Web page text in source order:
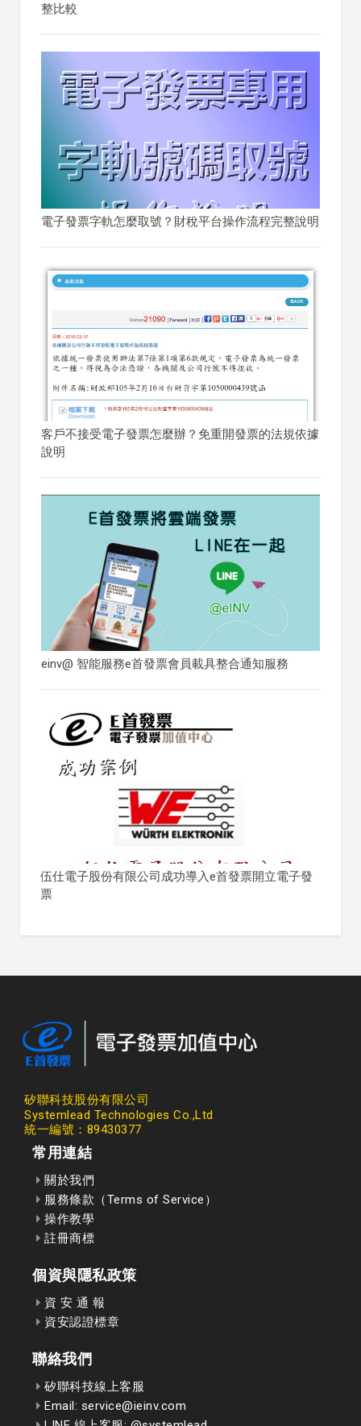
整比較
電子發票字軌怎麼取號？財稅平台操作流程完整說明
客戶不接受電子發票怎麼辦？免重開發票的法規依據
說明
einv@ 智能服務e首發票會員載具整合通知服務
伍仕電子股份有限公司成功導入e首發票開立電子發
票
矽聯科技股份有限公司
Systemlead Technologies Co.,Ltd
統一編號：89430377
常用連結
關於我們
服務條款（Terms of Service）
操作教學
註冊商標
個資與隱私政策
資 安 通 報
資安認證標章
聯絡我們
矽聯科技線上客服
Email: service@ieinv.com